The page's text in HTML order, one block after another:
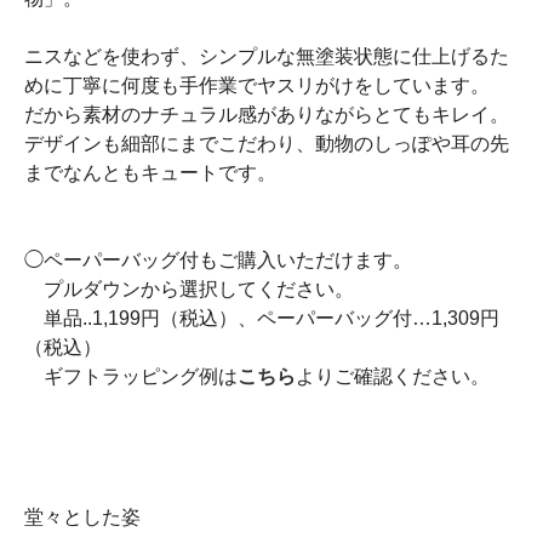
ニスなどを使わず、シンプルな無塗装状態に仕上げるた
めに丁寧に何度も手作業でヤスリがけをしています。
だから素材のナチュラル感がありながらとてもキレイ。
デザインも細部にまでこだわり、動物のしっぽや耳の先
までなんともキュートです。
◯ペーパーバッグ付もご購入いただけます。
プルダウンから選択してください。
単品..1,199円（税込）、ペーパーバッグ付…1,309円
（税込）
ギフトラッピング例はこちら よりご確認ください。
堂々とした姿